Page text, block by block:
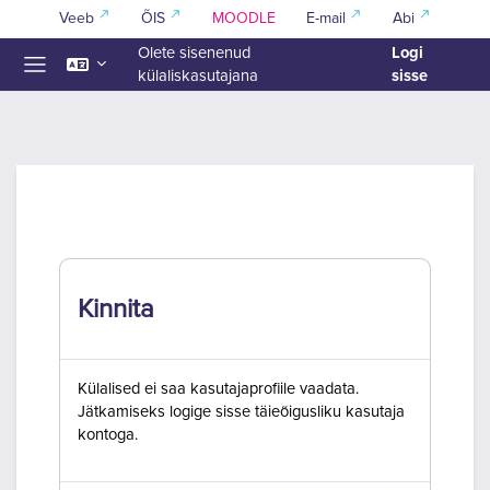
Jäta vahele peasisuni
Veeb ÕIS MOODLE E-mail Abi
Olete sisenenud
külaliskasutajana
Logi
sisse
Kinnita
Külalised ei saa kasutajaprofiile vaadata.
Jätkamiseks logige sisse täieõigusliku kasutaja
kontoga.